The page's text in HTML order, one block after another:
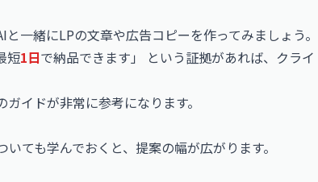
一緒にLPの文章や広告コピーを作ってみましょう。
短1日で納品できます」 という証拠があれば、クライ
イドが非常に参考になります。
ても学んでおくと、提案の幅が広がります。